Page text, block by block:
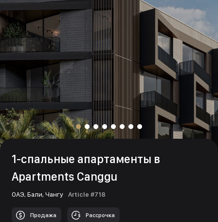
1-спальные апартаменты в
Apartments Canggu
ОАЭ, Бали, Чангу Article #718
Продажа Рассрочка